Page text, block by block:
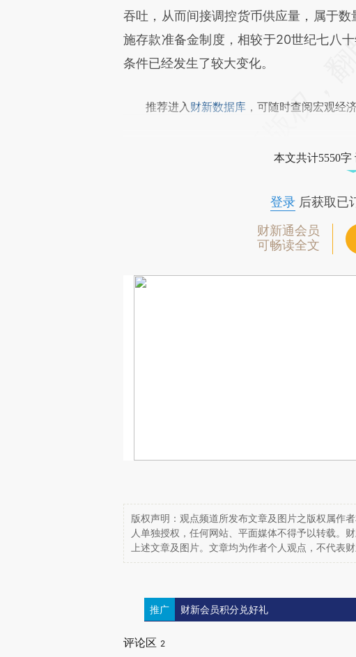
吞吐，从而间接调控货币供应量，属于
施存款准备金制度，相较于20世纪七八
条件已经发生了较大变化。
推荐进入 财新数据库 ，可随时查阅宏观经
本文共计5550
登录后获取已
财新通会员
可畅读全文
版权声明：观点频道所发布文章及图片之版权属作
人单独授权，任何网站、平面媒体不得予以转载。
上述文章及图片。文章均为作者个人观点，不代表财
推广 财新会员积分兑好礼
评论区 2